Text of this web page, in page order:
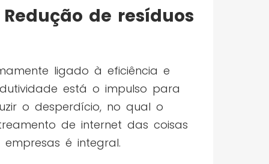
Redução de resíduos
ligado à eficiência e
está o impulso para
o desperdício, no qual o
de internet das coisas
empresas é integral.